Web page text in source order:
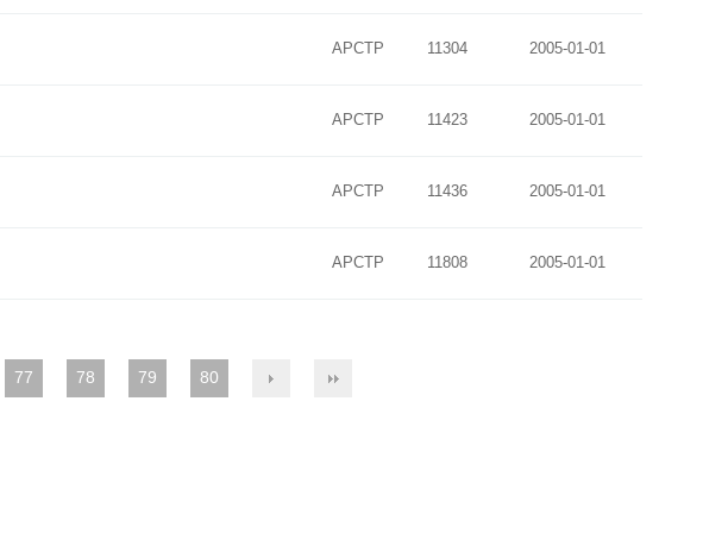
APCTP 11304 2005-01-01
APCTP 11423 2005-01-01
APCTP 11436 2005-01-01
APCTP 11808 2005-01-01
77 78 79 80